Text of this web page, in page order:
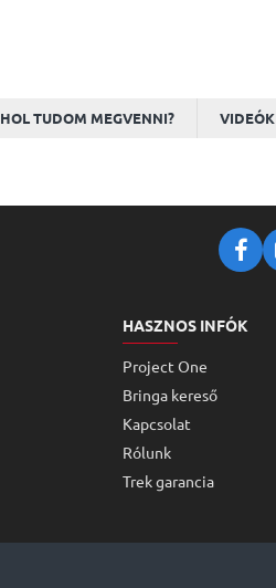
HOL TUDOM MEGVENNI? VIDEÓK
HASZNOS INFÓK
Project One
Bringa kereső
Kapcsolat
Rólunk
Trek garancia